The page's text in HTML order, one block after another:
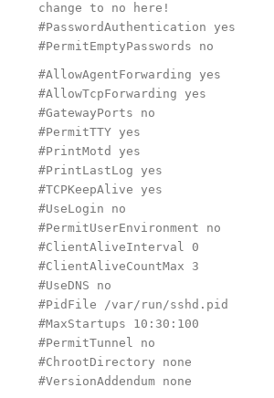
change to no here!
#PasswordAuthentication yes
#PermitEmptyPasswords no
#AllowAgentForwarding yes
#AllowTcpForwarding yes
#GatewayPorts no
#PermitTTY yes
#PrintMotd yes
#PrintLastLog yes
#TCPKeepAlive yes
#UseLogin no
#PermitUserEnvironment no
#ClientAliveInterval 0
#ClientAliveCountMax 3
#UseDNS no
#PidFile /var/run/sshd.pid
#MaxStartups 10:30:100
#PermitTunnel no
#ChrootDirectory none
#VersionAddendum none